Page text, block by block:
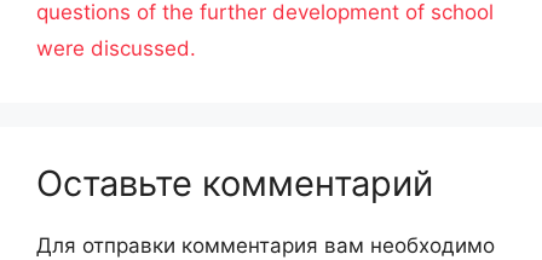
questions of the further development of school
were discussed.
Оставьте комментарий
Для отправки комментария вам необходимо